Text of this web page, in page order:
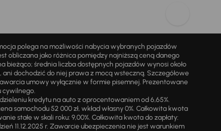
polega na możliwości nabycia wybranych pojazdów
obliczana jako różnica pomiędzy najniższą ceną danego
bieżąco; średnia liczba dostępnych pojazdów wynosi około
dochodzić do niej prawa z mocą wsteczną. Szczegółowe
umowy wyłącznie w formie pisemnej. Prezentowane
cywilnego.
kredytu na auto z oprocentowaniem od 6,65%.
samochodu 52 000 zł, wkład własny 0%. Całkowita kwota
stałe w skali roku: 9,00%. Całkowita kwota do zapłaty:
11.12.2025 r. Zawarcie ubezpieczenia nie jest warunkiem